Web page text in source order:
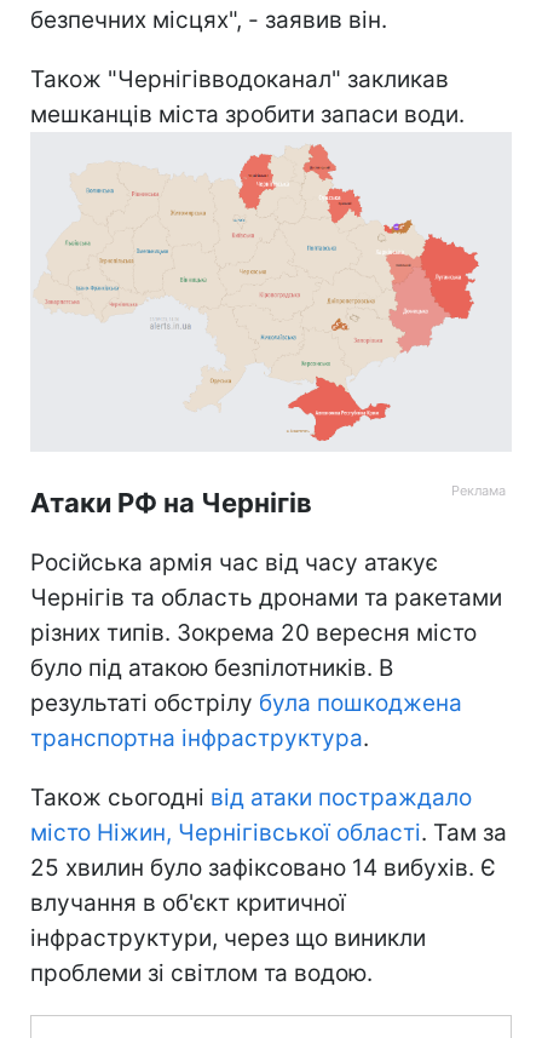
безпечних місцях", - заявив він.
Також "Чернігівводоканал" закликав
мешканців міста зробити запаси води.
Атаки РФ на Чернігів
Російська армія час від часу атакує
Чернігів та область дронами та ракетами
різних типів. Зокрема 20 вересня місто
було під атакою безпілотників. В
результаті обстрілу була пошкоджена
транспортна інфраструктура.
Також сьогодні від атаки постраждало
місто Ніжин, Чернігівської області. Там за
25 хвилин було зафіксовано 14 вибухів. Є
влучання в об'єкт критичної
інфраструктури, через що виникли
проблеми зі світлом та водою.